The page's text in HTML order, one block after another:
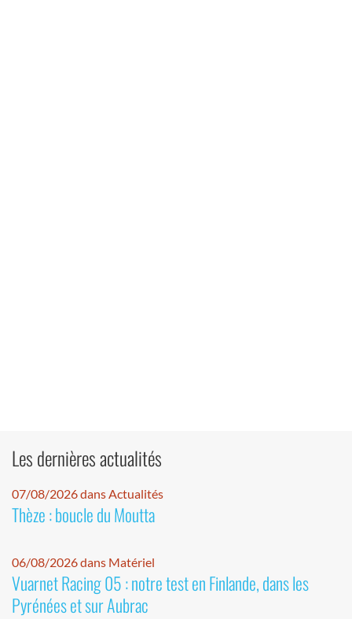
Les dernières actualités
07/08/2026 dans Actualités
Thèze : boucle du Moutta
06/08/2026 dans Matériel
Vuarnet Racing 05 : notre test en Finlande, dans les
Pyrénées et sur Aubrac